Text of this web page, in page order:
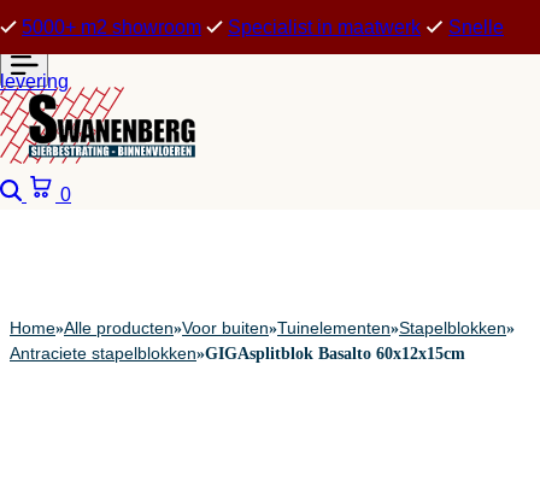
5000+ m2 showroom Specialist in maatwerk Snelle
levering
Zoeken
0
Home»Alle producten»Voor buiten»Tuinelementen»Stapelblokken»
Antraciete stapelblokken»GIGAsplitblok Basalto 60x12x15cm